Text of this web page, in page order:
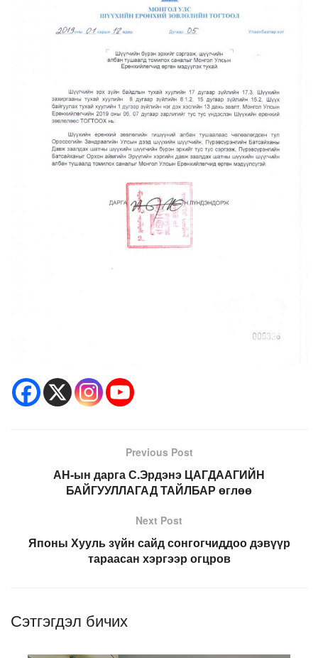
Previous Post
АН-ын дарга С.Эрдэнэ ЦАГДААГИЙН
БАЙГУУЛЛАГАД ТАЙЛБАР өглөө
Next Post
Японы Хууль зүйн сайд сонгогчиддоо дэвүүр
тараасан хэргээр огцров
Сэтгэгдэл бичих